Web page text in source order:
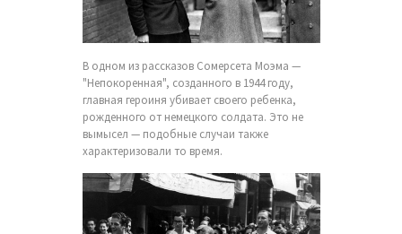
В одном из рассказов Сомерсета Моэма —
"Непокоренная", созданного в 1944 году,
главная героиня убивает своего ребенка,
рожденного от немецкого солдата. Это не
вымысел — подобные случаи также
характеризовали то время.